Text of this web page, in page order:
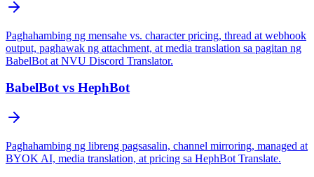
Paghahambing ng mensahe vs. character pricing, thread at webhook
output, paghawak ng attachment, at media translation sa pagitan ng
BabelBot at NVU Discord Translator.
BabelBot vs HephBot
Paghahambing ng libreng pagsasalin, channel mirroring, managed at
BYOK AI, media translation, at pricing sa HephBot Translate.